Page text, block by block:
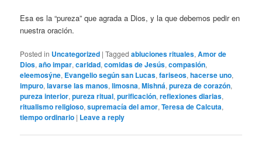
Esa es la “pureza” que agrada a Dios, y la que debemos pedir en
nuestra oración.
Posted in Uncategorized |Tagged abluciones rituales,Amor de
Dios,año impar,caridad,comidas de Jesús,compasión,
eleemosýne, Evangelio según san Lucas,fariseos,hacerse uno,
impuro,lavarse las manos,limosna,Mishná,pureza de corazón,
pureza interior,pureza ritual,purificación,reflexiones diarias,
ritualismo religioso,supremacía del amor,Teresa de Calcuta,
tiempo ordinario | Leave a reply